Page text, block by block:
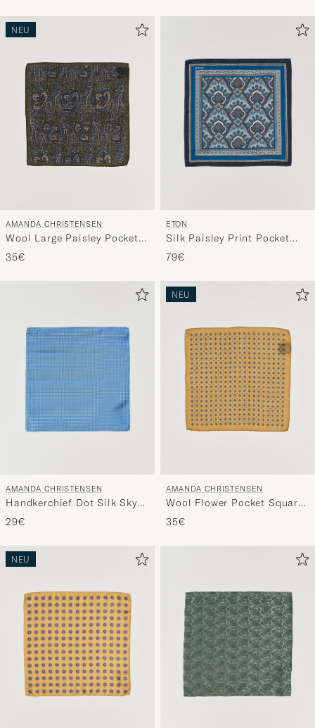
NEU
AMANDA CHRISTENSEN
Wool Large Paisley Pocket
Square Green
35€
ETON
Silk Paisley Print Pocket
Square Blue
79€
AMANDA CHRISTENSEN
Handkerchief Dot Silk Sky
Blue
29€
NEU
AMANDA CHRISTENSEN
Wool Flower Pocket Square
Yellow
35€
NEU